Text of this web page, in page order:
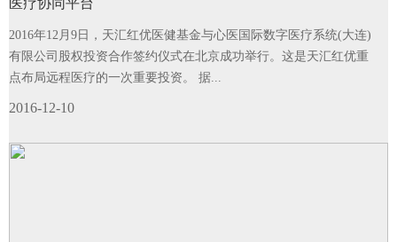
医疗协同平台
2016年12月9日，天汇红优医健基金与心医国际数字医疗系统(大连)
有限公司股权投资合作签约仪式在北京成功举行。这是天汇红优重
点布局远程医疗的一次重要投资。 据...
2016-12-10